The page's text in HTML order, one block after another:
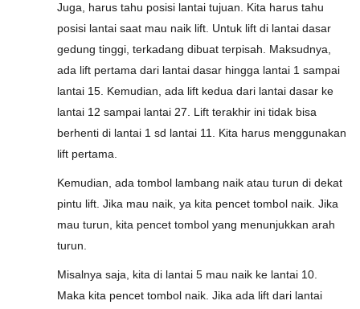
Juga, harus tahu posisi lantai tujuan. Kita harus tahu
posisi lantai saat mau naik lift. Untuk lift di lantai dasar
gedung tinggi, terkadang dibuat terpisah. Maksudnya,
ada lift pertama dari lantai dasar hingga lantai 1 sampai
lantai 15. Kemudian, ada lift kedua dari lantai dasar ke
lantai 12 sampai lantai 27. Lift terakhir ini tidak bisa
berhenti di lantai 1 sd lantai 11. Kita harus menggunakan
lift pertama.
Kemudian, ada tombol lambang naik atau turun di dekat
pintu lift. Jika mau naik, ya kita pencet tombol naik. Jika
mau turun, kita pencet tombol yang menunjukkan arah
turun.
Misalnya saja, kita di lantai 5 mau naik ke lantai 10.
Maka kita pencet tombol naik. Jika ada lift dari lantai